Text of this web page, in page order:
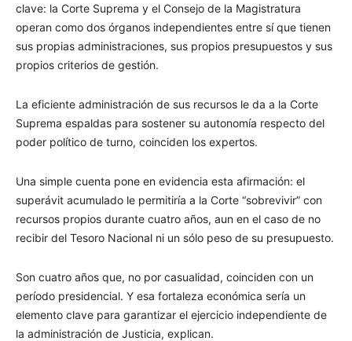
clave: la Corte Suprema y el Consejo de la Magistratura
operan como dos órganos independientes entre sí que tienen
sus propias administraciones, sus propios presupuestos y sus
propios criterios de gestión.
La eficiente administración de sus recursos le da a la Corte
Suprema espaldas para sostener su autonomía respecto del
poder político de turno, coinciden los expertos.
Una simple cuenta pone en evidencia esta afirmación: el
superávit acumulado le permitiría a la Corte “sobrevivir” con
recursos propios durante cuatro años, aun en el caso de no
recibir del Tesoro Nacional ni un sólo peso de su presupuesto.
Son cuatro años que, no por casualidad, coinciden con un
período presidencial. Y esa fortaleza económica sería un
elemento clave para garantizar el ejercicio independiente de
la administración de Justicia, explican.